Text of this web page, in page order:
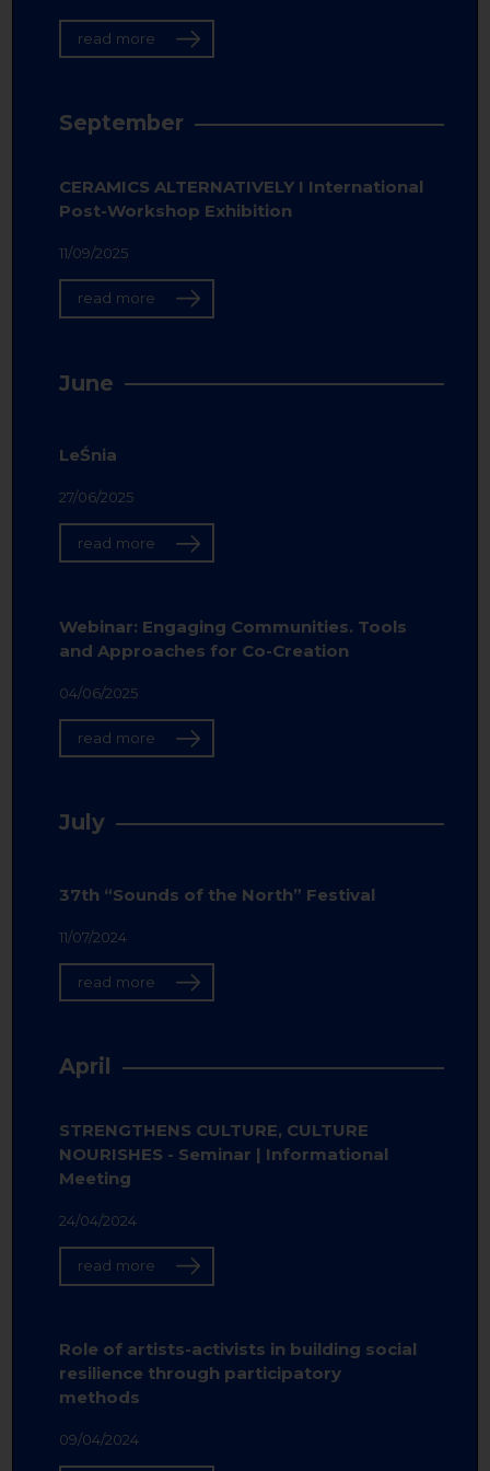
read more
September
CERAMICS ALTERNATIVELY I International
Post-Workshop Exhibition
11/09/2025
read more
June
LeŚnia
27/06/2025
read more
Webinar: Engaging Communities. Tools
and Approaches for Co-Creation
04/06/2025
read more
July
37th “Sounds of the North” Festival
11/07/2024
read more
April
STRENGTHENS CULTURE, CULTURE
NOURISHES - Seminar | Informational
Meeting
24/04/2024
read more
Role of artists-activists in building social
resilience through participatory
methods
09/04/2024